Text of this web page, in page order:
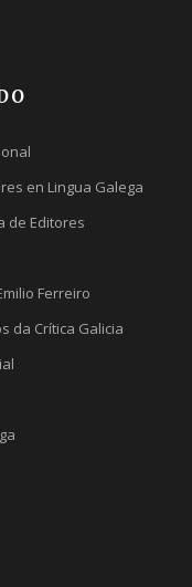
en Lingua Galega
de Editores
Ferreiro
da Crítica Galicia